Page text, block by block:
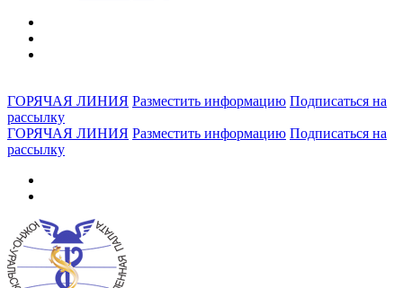
ГОРЯЧАЯ ЛИНИЯ Разместить информацию Подписаться на
рассылку
ГОРЯЧАЯ ЛИНИЯ Разместить информацию Подписаться на
рассылку